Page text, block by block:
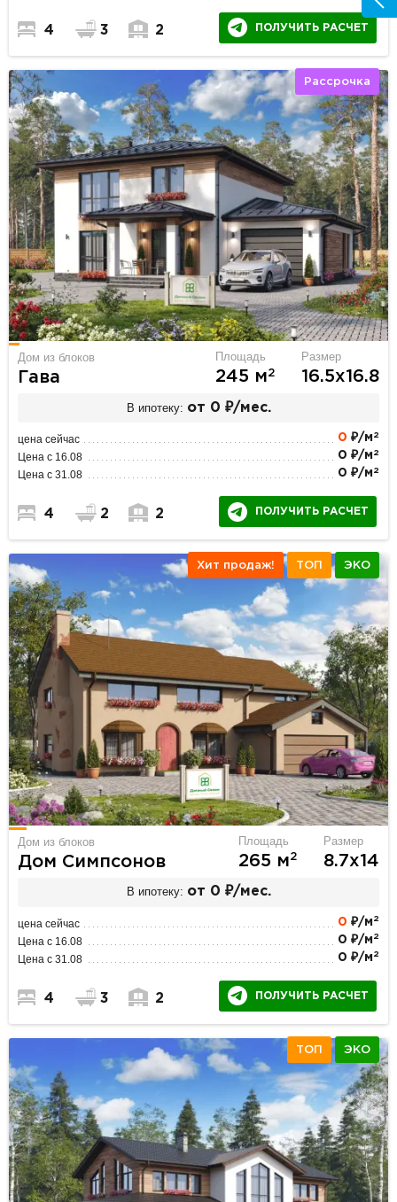
4 3 2 ПОЛУЧИТЬ РАСЧЕТ
Рассрочка
Дом из блоков
Гава
Площадь
245 м2
Размер
16.5х16.8
В ипотеку: от 0 ₽/мес.
цена сейчас 0 ₽/м 2
Цена с 16.08 0 ₽/м 2
Цена с 31.08 0 ₽/м 2
4 2 2 ПОЛУЧИТЬ РАСЧЕТ
Хит продаж! ТОП ЭКО
Дом из блоков
Дом Симпсонов
Площадь
265 м2
Размер
8.7х14
В ипотеку: от 0 ₽/мес.
цена сейчас 0 ₽/м 2
Цена с 16.08 0 ₽/м 2
Цена с 31.08 0 ₽/м 2
4 3 2 ПОЛУЧИТЬ РАСЧЕТ
ТОП ЭКО